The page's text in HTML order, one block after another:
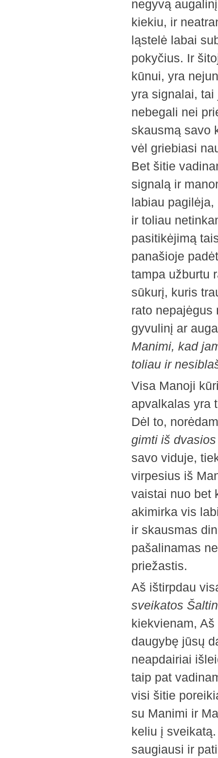
negyvą
kiekiu, ir
ląstelė labai
pokyčius. Ir
kūnui, yra
yra signalai,
nebegali nei
skausmą savo
vėl griebiasi
Bet šitie
signalą ir
labiau
ir toliau
pasitikėjimą
panašioje
tampa užburtu
sūkurį, kuris
rato nepajėgus
gyvulinį ar
Manimi, kad
toliau ir
Visa Manoji
apvalkalas yra
Dėl to,
gimti iš dvasios
savo viduje,
virpesius iš
vaistai nuo bet
akimirka vis
ir skausmas
pašalinamas
priežastis.
Aš ištirpdau
sveikatos
kiekvienam,
daugybę jūsų
neapdairiai
taip pat
visi šitie
su Manimi ir
keliu į
saugiausi ir